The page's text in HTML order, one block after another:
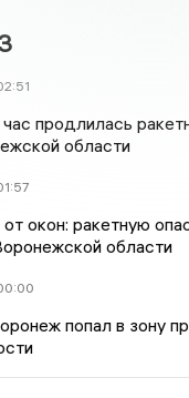
продлилась
области
окон: ракетную
области
попал в зону